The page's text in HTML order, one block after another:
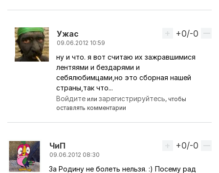
Ужас
09.06.2012 10:59
Ответ на комментарий пользователя
Вверх
+0/-0
ну и что. я вот считаю их зажравшимися
лентяями и бездарями и
себялюбимцами,но это сборная нашей
страны,так что...
Войдите илизарегистрируйтесь, чтобы
оставлять комментарии
ЧиП
09.06.2012 08:30
Вверх
+0/-0
За Родину не болеть нельзя. :) Посему рад